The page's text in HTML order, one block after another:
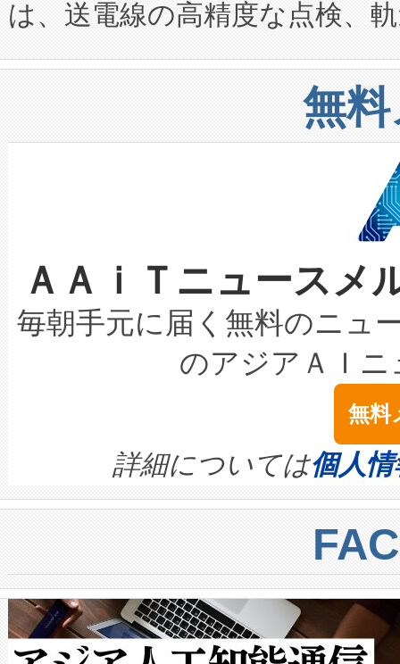
に関する技術移転および知的
構造化トレーニングカリキュ
上げおよび商用化段階におけ
設備整備および立ち上げ調整
加組織は、Enzeneのバイオ
選定された製品について、自
取得できる可能性もあります
設には、3億～4億ドルかか
最高経営責任者（CEO）であ
す。「当社のfully-connected
ームを利用すれば、6,000万
きます。この効率性は、フェ
定、統合、導入、運用に至る
安全性を追跡し、確保する事
増加しているデータセンター
る電力網に大きな負担をかけ
事業者の負担軽減という課題
系統連系を迅速にし、ピーク
限を超えて利用可能な電力容
持できるよう貢献します。こ
ービスレベル契約（SLA）違
テリー性能の劣化によるダウ
念は、現在データセンターが
ます。 Voltaiq provides a
quality and reliability for AI
BESS stack to ensure battery
centers. Voltaiqは、ai&のAI
からシステム統合、試運転、
クルの各段階のデータを監視
[…]
は、送電線の高精度な点検、
や穀物倉庫におけるバルク材
リューション「Avia 2」を発
したAvia 2は、1,000メート
狭視野のFOVを切り替えるこ
ケーブル、枝などの細かな対
なレーザースポットにより、
な環境下でも豊かなディテー
キロメートル範囲を検出
LiDAR for Inspections,
は1535 nmレーザーを搭載。
イズの小径化を実現すること
す。ノーマルモードでは、
ートル先まで検出でき、これ
トに対して約600メートルに
では、反射率10％のターゲッ
で向上し、最大検知距離は
ットだけで最大1キロメート
無
ＡＡｉＴニュース
毎朝手元に届く無料のニュ
のアジアＡＩ
無料
詳細については個人